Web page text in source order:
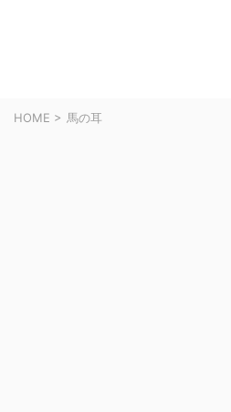
HOME > 馬の耳